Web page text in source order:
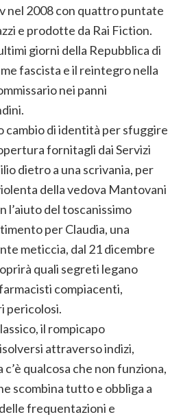
nel 2008 con quattro puntate
e prodotte da Rai Fiction.
giorni della Repubblica di
fascista e il reintegro nella
nei panni
cambio di identità per sfuggire
fornitagli dai Servizi
dietro a una scrivania, per
della vedova Mantovani
l’aiuto del toscanissimo
per Claudia, una
meticcia, dal 21 dicembre
quali segreti legano
compiacenti,
pericolosi.
il rompicapo
attraverso indizi,
qualcosa che non funziona,
scombina tutto e obbliga a
frequentazioni e